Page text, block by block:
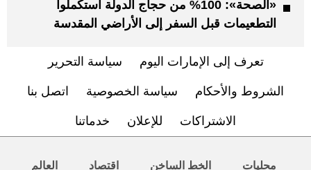
«الصحة»: 100% من حجاج الدولة استكملوا
التطعيمات قبل السفر إلى الأراضي المقدسة
تعرف إلى الإمارات اليوم سياسة التحرير
الشروط والأحكام سياسة الخصوصية اتصل بنا
الاشتراكات للإعلان خدماتنا
محليات الخط الساخن اقتصاد العالم